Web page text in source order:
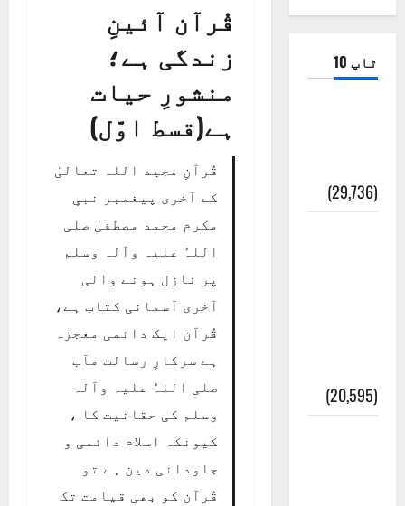
قُرآن آئینِ
زندگی ہے؛
منشورِ حیات
ہے(قسط اوّل)
قُرآنِ مجید اللہ تعالیٰ
کے آخری پیغمبر نبیِ
مکرم محمد مصطفیٰ صلی
اللہُ علیہ وآلہ وسلم
پر نازل ہونے والی
آخری آسمانی کتاب ہے،
قُرآن ایک دائمی معجزہ
ہے سرکارِ رسالت مآب
صلی اللہُ علیہ وآلہ
وسلم کی حقانیت کا ،
کیونکہ اسلام دائمی و
جاودانی دین ہے تو
قُرآن کو بھی قیامت تک
ٹاپ 10
(29,736)
(20,595)